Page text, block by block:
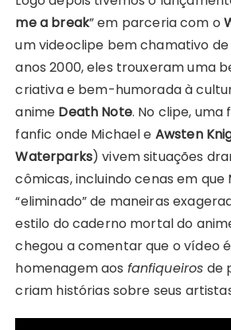
me a break” em parceria com o
um videoclipe bem chamativo
anos 2000, eles trouxeram uma
criativa e bem-humorada à
anime Death Note. No clipe,
fanfic onde Michael e Awsten
Waterparks) vivem situações
cômicas, incluindo cenas em que
“eliminado” de maneiras
estilo do caderno mortal do
chegou a comentar que o vídeo
homenagem aos fanfiqueiros de
criam histórias sobre seus